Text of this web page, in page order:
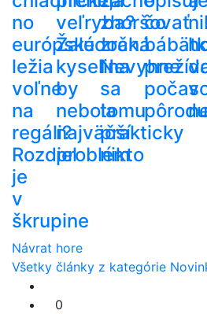
no
európske
ležia
voľne
na
regáli?
Rozdiel
je
v
škrupine
veľryba?
Žalúdočná
kyselina
by
nebola
najväčší
problém
zhoršovať
zrak.
Nevyhne
sa
tomu
prakticky
nikto
čo
počas
pôrodu
Návrat hore
Všetky články z kategórie
0